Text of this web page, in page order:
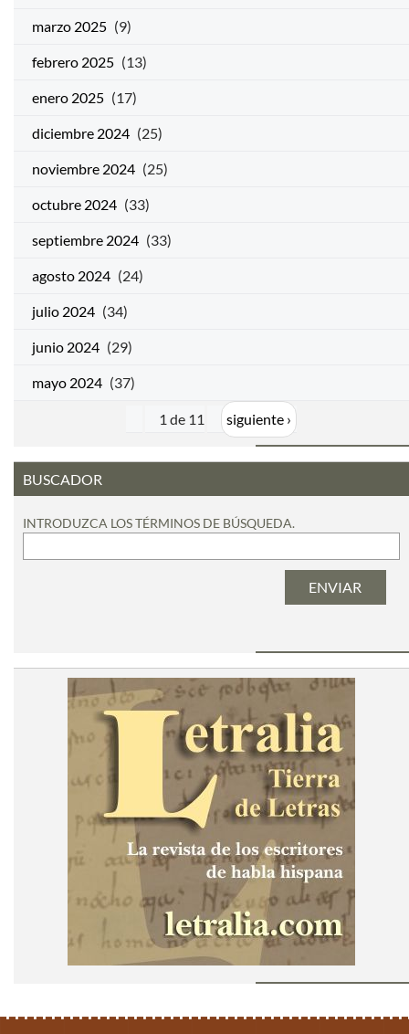
marzo 2025 (9)
febrero 2025 (13)
enero 2025 (17)
diciembre 2024 (25)
noviembre 2024 (25)
octubre 2024 (33)
septiembre 2024 (33)
agosto 2024 (24)
julio 2024 (34)
junio 2024 (29)
mayo 2024 (37)
1 de 11 siguiente ›
BUSCADOR
INTRODUZCA LOS TÉRMINOS DE BÚSQUEDA.